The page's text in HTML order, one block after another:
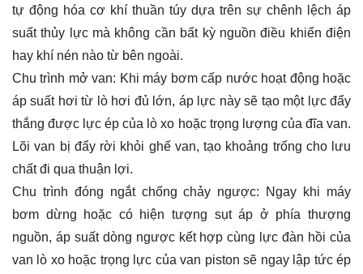
tự động hóa cơ khí thuần túy dựa trên sự chênh lệch áp
suất thủy lực mà không cần bất kỳ nguồn điều khiển điện
hay khí nén nào từ bên ngoài.
Chu trình mởvan: Khi máy bơm cấp nước hoạt động hoặc
áp suất hơi từ lò hơi đủ lớn, áp lực này sẽ tạo một lực đẩy
thắng được lực ép của lò xo hoặc trọng lượng của đĩa van.
Lõi van bị đẩy rời khỏi ghế van, tạo khoảng trống cho lưu
chất đi qua thuận lợi.
Chu trình đóng ngắt chống chảy ngược: Ngay khi máy
bơm dừng hoặc có hiện tượng sụt áp ở phía thượng
nguồn, áp suất dòng ngược kết hợp cùng lực đàn hồi của
van lò xo hoặc trọng lực của van piston sẽ ngay lập tức ép